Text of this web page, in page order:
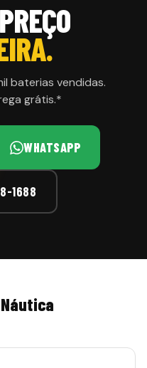
baterias vendidas.
grátis.*
WHATSAPP
1688